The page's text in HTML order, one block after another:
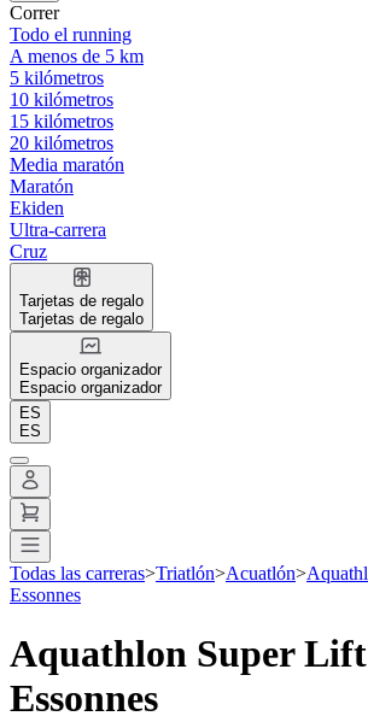
Correr
Todo el running
A menos de 5 km
5 kilómetros
10 kilómetros
15 kilómetros
20 kilómetros
Media maratón
Maratón
Ekiden
Ultra-carrera
Cruz
Tarjetas de regalo
Tarjetas de regalo
Espacio organizador
Espacio organizador
ES
ES
Todas las carreras>Triatlón>Acuatlón>
Essonnes
Aquathlon Super
Essonnes